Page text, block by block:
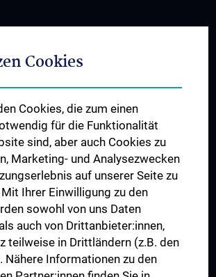
Hirnstimulation / TPS
Lateralsklerose und andere
und
intrakranielle Hypertension (IIH)
Erkrankungen
Cookies
Cookies, die zum einen
für die Funktionalität
sind, aber auch Cookies zu
Marketing- und Analysezwecken
auf unserer Seite zu
Ihrer Einwilligung zu den
sowohl von uns Daten
auch von Drittanbieter:innen,
teilweise in Drittländern (z.B. den
Nähere Informationen zu den